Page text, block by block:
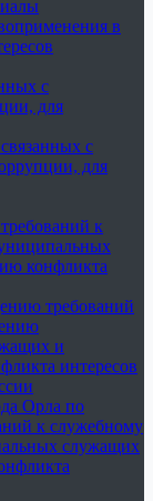
в
с
для
с
для
к
конфликта
требований
и
интересов
Орла по
к служебному
служащих